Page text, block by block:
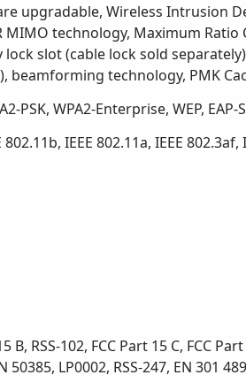
upgradable, Wireless Intrusion
MIMO technology, Maximum
lock slot (cable lock sold
beamforming technology, PMK
PSK, WPA2-Enterprise, WEP, EAP-
802.11b, IEEE 802.11a, IEEE
B, RSS-102, FCC Part 15 C, FCC
50385, LP0002, RSS-247, EN 301